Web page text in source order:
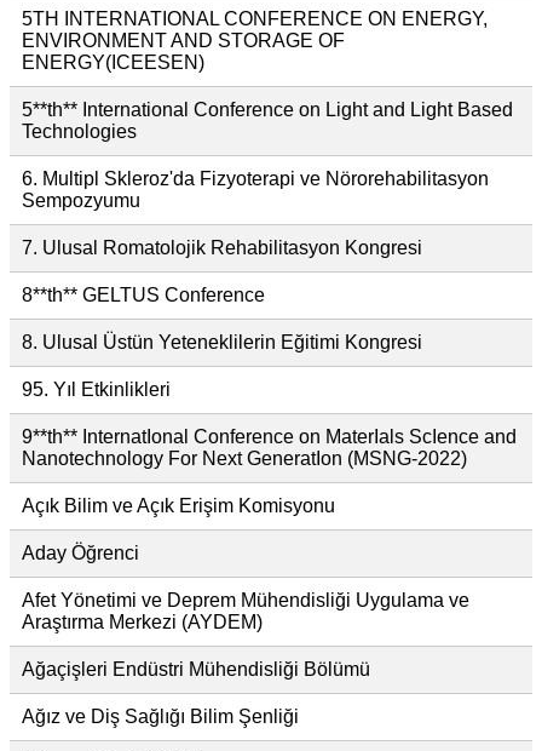
5TH INTERNATIONAL CONFERENCE ON ENERGY,
ENVIRONMENT AND STORAGE OF
ENERGY(ICEESEN)
5**th** International Conference on Light and Light Based
Technologies
6. Multipl Skleroz'da Fizyoterapi ve Nörorehabilitasyon
Sempozyumu
7. Ulusal Romatolojik Rehabilitasyon Kongresi
8**th** GELTUS Conference
8. Ulusal Üstün Yeteneklilerin Eğitimi Kongresi
95. Yıl Etkinlikleri
9**th** InternatIonal Conference on MaterIals ScIence and
Nanotechnology For Next GeneratIon (MSNG-2022)
Açık Bilim ve Açık Erişim Komisyonu
Aday Öğrenci
Afet Yönetimi ve Deprem Mühendisliği Uygulama ve
Araştırma Merkezi (AYDEM)
Ağaçişleri Endüstri Mühendisliği Bölümü
Ağız ve Diş Sağlığı Bilim Şenliği